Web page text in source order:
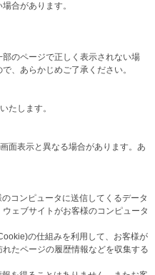
合があります。
のページで正しく表示されない場
、あらかじめご了承ください。
たします。
面表示と異なる場合があります。あ
コンピュータに送信してくるデータ
ェブサイトがお客様のコンピュータ
の仕組みを利用して、お客様が
たページの履歴情報などを収集する